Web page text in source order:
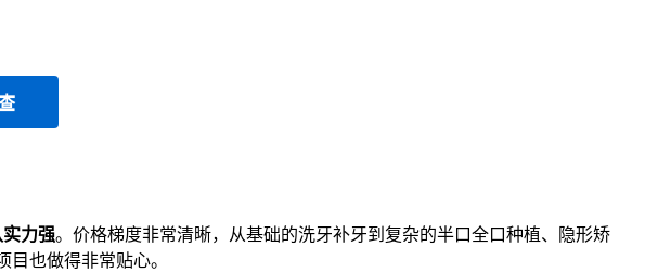
力强。价格梯度非常清晰，从基础的洗牙补牙到复杂的半口全口种植、隐形矫
也做得非常贴心。